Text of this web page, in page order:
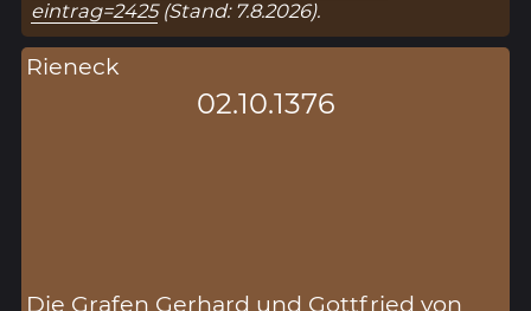
eintrag=2425(Stand: 7.8.2026).
Rieneck
02.10.1376
Die Grafen Gerhard und Gottfried von